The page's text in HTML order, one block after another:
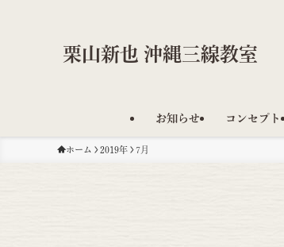
栗山新也 沖縄三線教室
お知らせ コンセプト
ホーム 2019年 7月